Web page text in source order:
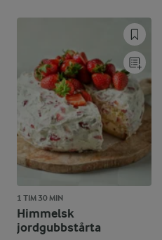
1 TIM 30 MIN
Himmelsk
jordgubbstårta